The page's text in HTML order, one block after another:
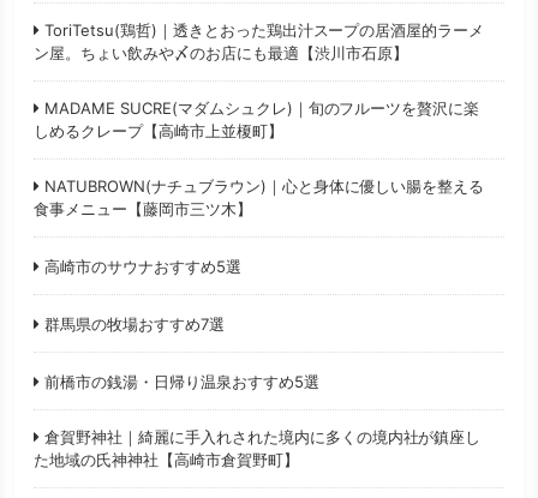
ToriTetsu(鶏哲)｜透きとおった鶏出汁スープの居酒屋的ラーメ
ン屋。ちょい飲みや〆のお店にも最適【渋川市石原】
MADAME SUCRE(マダムシュクレ)｜旬のフルーツを贅沢に楽
しめるクレープ【高崎市上並榎町】
NATUBROWN(ナチュブラウン)｜心と身体に優しい腸を整える
食事メニュー【藤岡市三ツ木】
高崎市のサウナおすすめ5選
群馬県の牧場おすすめ7選
前橋市の銭湯・日帰り温泉おすすめ5選
倉賀野神社｜綺麗に手入れされた境内に多くの境内社が鎮座し
た地域の氏神神社【高崎市倉賀野町】